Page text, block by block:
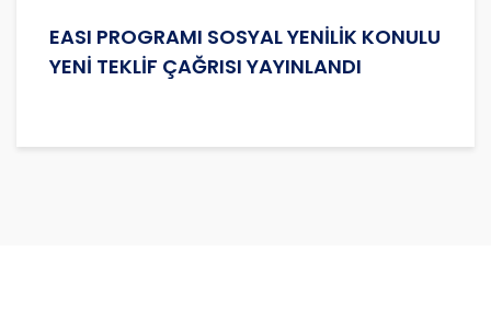
EASI PROGRAMI SOSYAL YENİLİK KONULU
YENİ TEKLİF ÇAĞRISI YAYINLANDI